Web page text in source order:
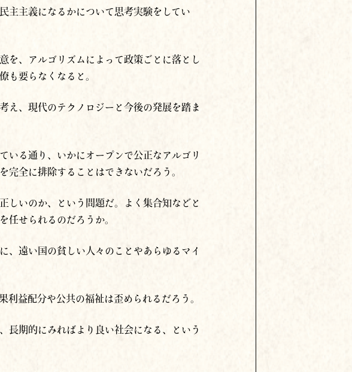
主主義になるかについて思考実験をしてい
を、アルゴリズムによって政策ごとに落とし
も要らなくなると。
え
、現代のテクノロジーと今後の発展を踏ま
いる通り、いかにオープンで公正なアルゴリ
完全に排除することはできないだろう。
しいのか、という問題だ。よく集合知などと
任せられるのだろうか。
、遠い国の貧しい人々のことやあらゆるマイ
利益配分や公共の福祉は歪められるだろう。
長期的にみればより良い社会になる、という